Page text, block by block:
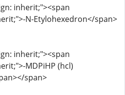
inherit;"><span
N-Etylohexedron</span>
inherit;"><span
MDPiHP (hcl)
span>